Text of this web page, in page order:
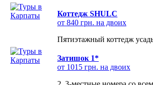
Коттедж SHULC
от 840 грн. на двоих
Пятиэтажный коттедж
Затишок 1*
от 1015 грн. на двоих